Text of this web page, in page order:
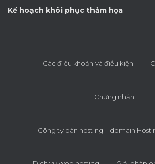
Kế hoạch khôi phục thảm họa
Các điều khoản và điều kiện
Chứng nhận
Công ty bán hosting – domain